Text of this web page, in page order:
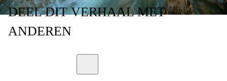
DEELDIT VERHAALMET
ANDEREN